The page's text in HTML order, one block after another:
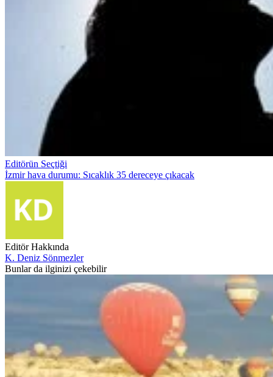
Editörün Seçtiği
İzmir hava durumu: Sıcaklık 35 dereceye çıkacak
Editör Hakkında
K. Deniz Sönmezler
Bunlar da ilginizi çekebilir